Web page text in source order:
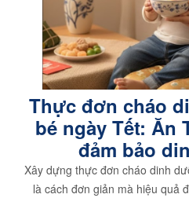
Thực đơn cháo
bé ngày Tết: Ăn
đảm bảo
Xây dựng thực đơn cháo dinh
là cách đơn giản mà hiệu quả